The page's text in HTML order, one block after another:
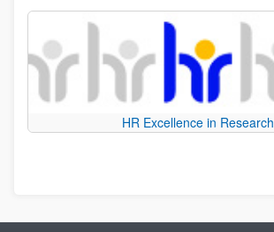
HR Excellence in Research